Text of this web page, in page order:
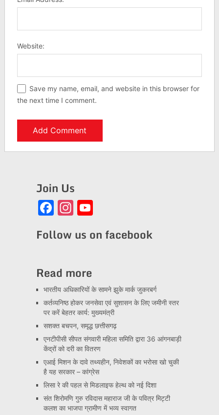
Website:
Save my name, email, and website in this browser for
the next time I comment.
Join Us
Facebook
Instagram
YouTube
Follow us on facebook
Read more
भारतीय अधिकारियों के सामने झुके मार्क जुकरबर्ग
कर्तव्यनिष्ठ होकर जनसेवा एवं सुशासन के लिए जमीनी स्तर
पर करें बेहतर कार्य: मुख्यमंत्री
सशक्त बचपन, समृद्ध छत्तीसगढ़
एनटीपीसी सीपत संगवारी महिला समिति द्वारा 36 आंगनबाड़ी
केंद्रों को दरी का वितरण
एआई मिशन के दावे तथ्यहीन, निवेशकों का भरोसा खो चुकी
है यह सरकार – कांग्रेस
लिसा रे की पहल से मिडलाइफ हेल्थ को नई दिशा
संत शिरोमणि गुरु रविदास महाराज जी के पवित्र मिट्टी
कलश का भाजपा ग्रामीण में भव्य स्वागत